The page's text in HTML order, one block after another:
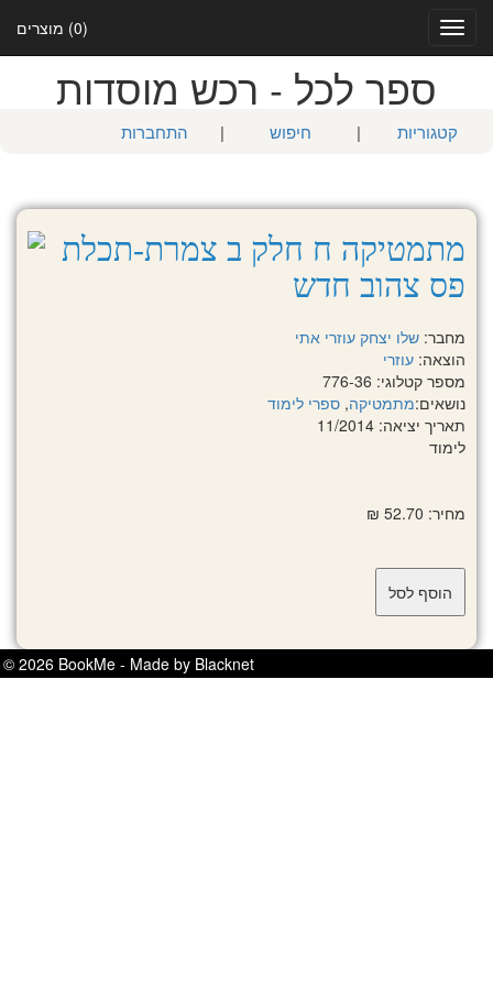
(0) מוצרים
Toggle
navigation
ספר לכל - רכש מוסדות
קטגוריות | חיפוש | התחברות
מתמטיקה ח חלק ב צמרת-תכלת
פס צהוב חדש
מחבר: שלו יצחק עוזרי אתי
הוצאה: עוזרי
מספר קטלוגי: 776-36
נושאים:מתמטיקה, ספרי לימוד
תאריך יציאה: 11/2014
לימוד
מחיר: 52.70 ₪
© 2026 BookMe - Made by Blacknet